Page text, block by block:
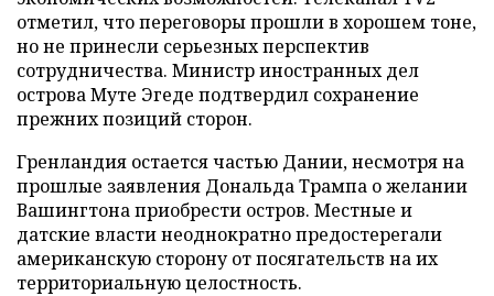
отметил, что переговоры прошли в хорошем тоне,
но не принесли серьезных перспектив
сотрудничества. Министр иностранных дел
острова Муте Эгеде подтвердил сохранение
прежних позиций сторон.
Гренландия остается частью Дании, несмотря на
прошлые заявления Дональда Трампа о желании
Вашингтона приобрести остров. Местные и
датские власти неоднократно предостерегали
американскую сторону от посягательств на их
территориальную целостность.